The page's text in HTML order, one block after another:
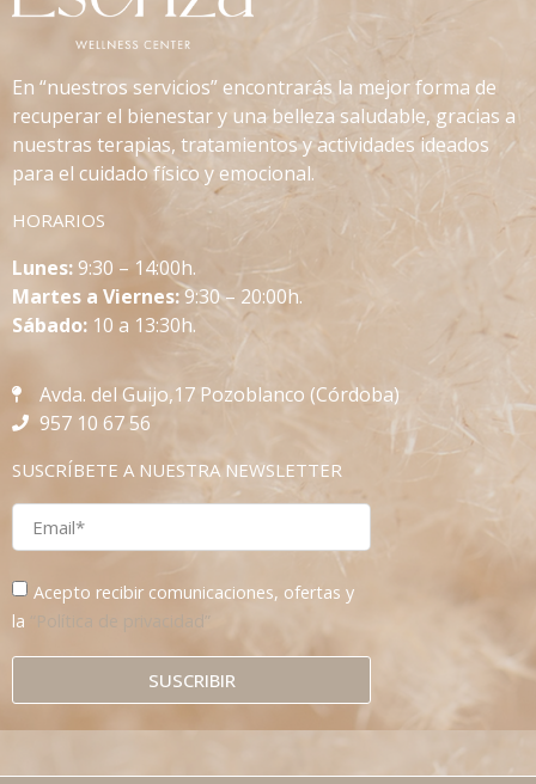
En “nuestros servicios” encontrarás la mejor forma de
recuperar el bienestar y una belleza saludable, gracias a
nuestras terapias, tratamientos y actividades ideados
para el cuidado físico y emocional.
HORARIOS
Lunes:9:30 – 14:00h.
Martes a Viernes:9:30 – 20:00h.
Sábado: 10 a 13:30h.
Avda. del Guijo,17 Pozoblanco (Córdoba)
957 10 67 56
SUSCRÍBETE A NUESTRA NEWSLETTER
Acepto recibir comunicaciones, ofertas y
la
“Política de privacidad”
SUSCRIBIR